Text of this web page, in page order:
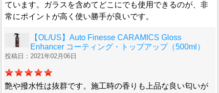
ています。ガラスを含めてどこにでも使用できるのが、非
常にポイントが高く使い勝手が良いです。
【OL/US】Auto Finesse CARAMICS Gloss
Enhancer コーティング・トップアップ（500ml）
投稿日：2021年02月06日
艶や撥水性は抜群です。施工時の香りも上品な良い匂いが